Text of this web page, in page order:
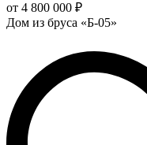
от 4 800 000 ₽
Дом из бруса «Б-05»